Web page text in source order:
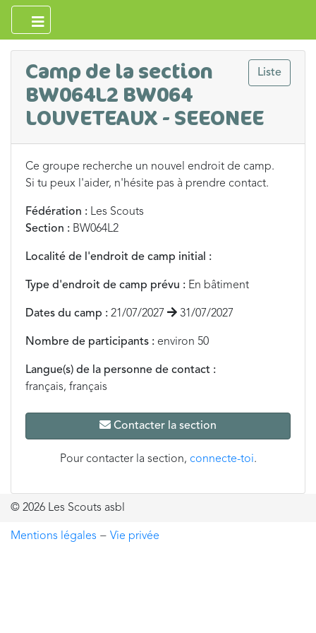
Liste
Camp de la section
BW064L2 BW064
LOUVETEAUX - SEEONEE
Ce groupe recherche un nouvel endroit de camp.
Si tu peux l'aider, n'hésite pas à prendre contact.
Fédération : Les Scouts
Section : BW064L2
Localité de l'endroit de camp initial :
Type d'endroit de camp prévu : En bâtiment
Dates du camp : 21/07/2027 31/07/2027
Nombre de participants : environ 50
Langue(s) de la personne de contact :
français, français
Contacter la section
Pour contacter la section, connecte-toi.
© 2026 Les Scouts asbl
Mentions légales − Vie privée